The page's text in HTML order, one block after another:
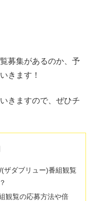
募集があるのか、予
きます！
きますので、ぜひチ
ザダブリュー)番組観覧
観覧の応募方法や倍